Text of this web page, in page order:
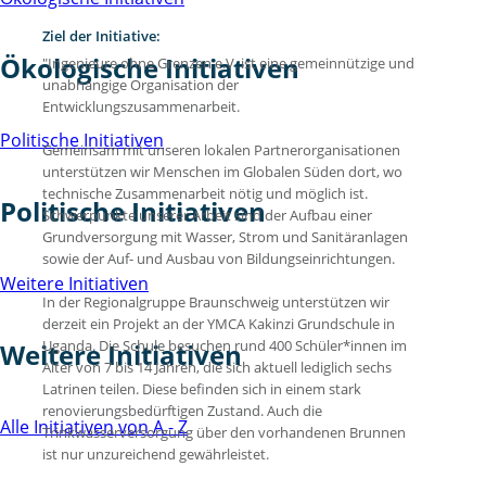
Ökologische Initiativen
Politische Initiativen
Politische Initiativen
Weitere Initiativen
Weitere Initiativen
Alle Initiativen von A - Z
Ziel der Initiative:
"Ingenieure ohne Grenzen e.V. ist eine gemeinnützige und
unabhängige Organisation der
Entwicklungszusammenarbeit.
Gemeinsam mit unseren lokalen Partnerorganisationen
unterstützen wir Menschen im Globalen Süden dort, wo
technische Zusammenarbeit nötig und möglich ist.
Schwerpunkte unserer Arbeit sind der Aufbau einer
Grundversorgung mit Wasser, Strom und Sanitäranlagen
sowie der Auf- und Ausbau von Bildungseinrichtungen.
In der Regionalgruppe Braunschweig unterstützen wir
derzeit ein Projekt an der YMCA Kakinzi Grundschule in
Uganda. Die Schule besuchen rund 400 Schüler*innen im
Alter von 7 bis 14 Jahren, die sich aktuell lediglich sechs
Latrinen teilen. Diese befinden sich in einem stark
renovierungsbedürftigen Zustand. Auch die
Trinkwasserversorgung über den vorhandenen Brunnen
ist nur unzureichend gewährleistet.